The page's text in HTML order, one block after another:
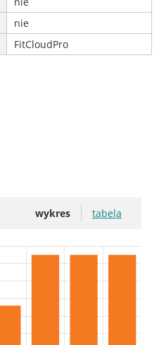
nie
FitCloudPro
wykres tabela